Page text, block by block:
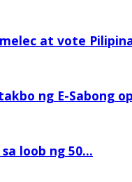
at vote
ng E-Sabong
loob ng 50...